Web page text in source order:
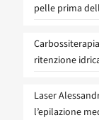
pelle prima
ritenzione
Laser
l’epilazione